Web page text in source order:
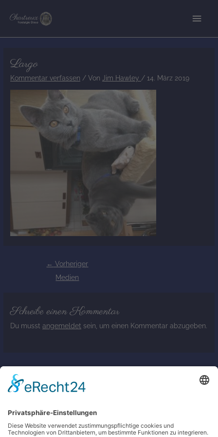
Inhalt
springen
Largo
Kommentar verfassen / Von Jim Hawley /14. März 2019
navigation
← Vorheriger
Medien
Schreibe einen Kommentar
Du musstangemeldet sein, um einen Kommentar abzugeben.